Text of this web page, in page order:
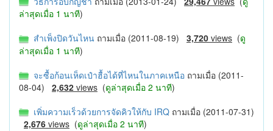
ล่าสุดเมื่อ 1 นาที)
สำเพ็งปิดวันไหน ถามเมื่อ (2011-08-19) 3,720 views (ดู
ล่าสุดเมื่อ 1 นาที)
จะซื้อก้อนเห็ดเป๋าฮื้อได้ที่ไหนในภาคเหนือ ถามเมื่อ (2011-
08-04) 2,632 views (ดูล่าสุดเมื่อ 2 นาที)
เพิ่มความเร็วด้วยการจัดคิวให้กับ IRQ ถามเมื่อ (2011-07-31)
2,676 views (ดูล่าสุดเมื่อ 2 นาที)